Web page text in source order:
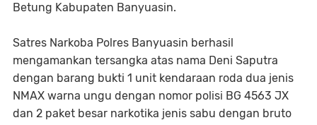
Betung Kabupaten Banyuasin.
Satres Narkoba Polres Banyuasin berhasil
mengamankan tersangka atas nama Deni Saputra
dengan barang bukti 1 unit kendaraan roda dua jenis
NMAX warna ungu dengan nomor polisi BG 4563 JX
dan 2 paket besar narkotika jenis sabu dengan bruto